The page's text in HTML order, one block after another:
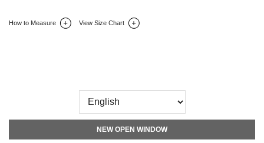
How to Measure View Size Chart
NEW OPEN WINDOW